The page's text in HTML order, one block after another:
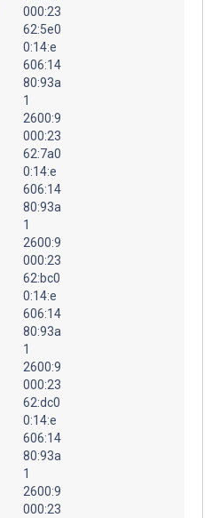
000:23
62:5e0
0:14:e
606:14
80:93a
1
2600:9
000:23
62:7a0
0:14:e
606:14
80:93a
1
2600:9
000:23
62:bc0
0:14:e
606:14
80:93a
1
2600:9
000:23
62:dc0
0:14:e
606:14
80:93a
1
2600:9
000:23